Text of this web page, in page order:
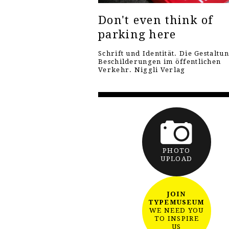
Don't even think of
parking here
Schrift und Identität. Die
Beschilderungen im öffentlichen
Verkehr. Niggli Verlag
PHOTO
UPLOAD
JOIN
TYPEMUSEUM
WE NEED YOU
TO INSPIRE
US